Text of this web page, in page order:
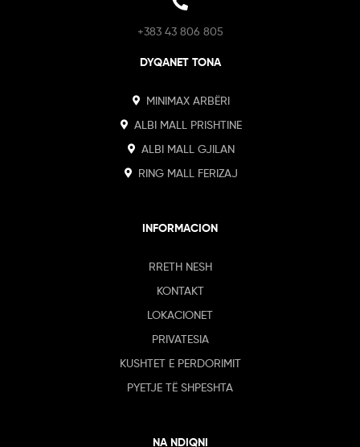
+383 43 806 805
DYQANET TONA
MINIMAX ARBËRI
ALBI MALL PRISHTINE
ALBI MALL GJILAN
RING MALL FERIZAJ
INFORMACION
RRETH NESH
KONTAKT
LOKACIONET
PRIVATESIA
KUSHTET E PERDORIMIT
PYETJE TË SHPESHTA
NA NDIQNI